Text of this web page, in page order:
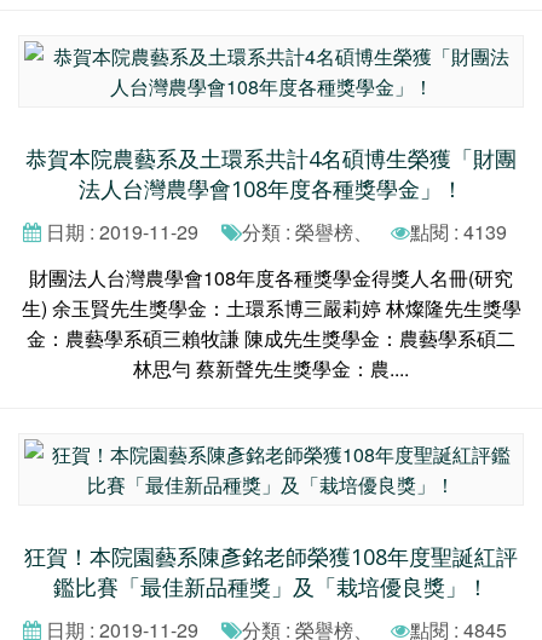
恭賀本院農藝系及土環系共計4名碩博生榮獲「財團
法人台灣農學會108年度各種獎學金」！
日期 : 2019-11-29 分類 : 榮譽榜、
點閱 : 4139
財團法人台灣農學會108年度各種獎學金得獎人名冊(研究
生) 余玉賢先生獎學金：土環系博三嚴莉婷 林燦隆先生獎學
金：農藝學系碩三賴牧謙 陳成先生獎學金：農藝學系碩二
林思勻 蔡新聲先生獎學金：農....
狂賀！本院園藝系陳彥銘老師榮獲108年度聖誕紅評
鑑比賽「最佳新品種獎」及「栽培優良獎」！
日期 : 2019-11-29 分類 : 榮譽榜、
點閱 : 4845